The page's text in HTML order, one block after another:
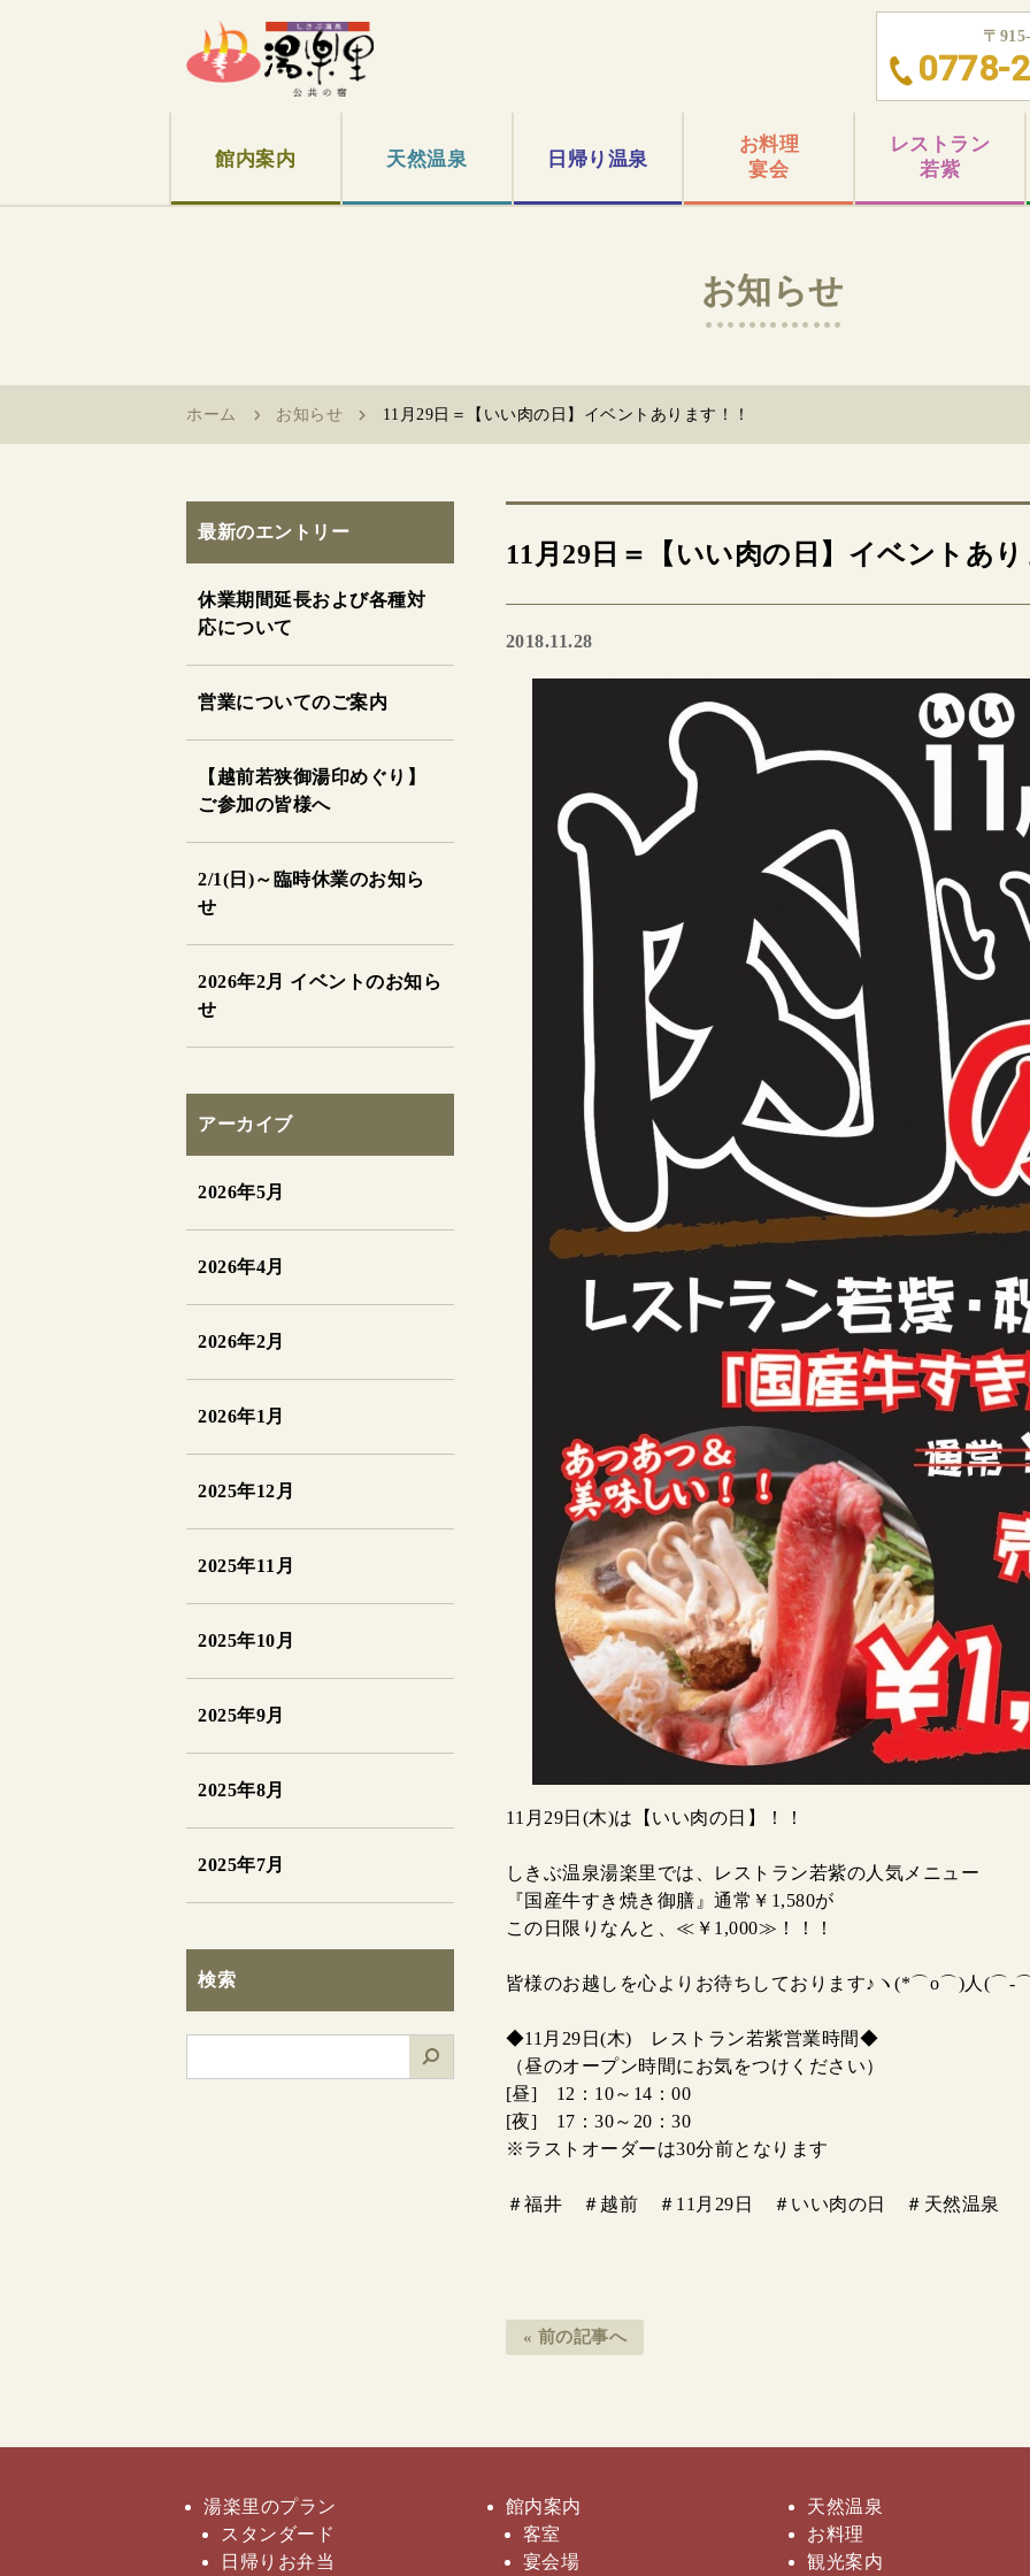
〒
0778-
館内案内 天然温泉 日帰り 温泉
お料理
宴会
レストラン
若紫
お知らせ
ホーム お知らせ 11月29日＝【いい肉の日】イベントあります！！
最新のエントリー
休業期間延長および各種対
応について
営業についてのご案内
【越前若狭御湯印めぐり】
ご参加の皆様へ
2/1(日)～臨時休業のお知ら
せ
2026年2月 イベントのお知ら
せ
アーカイブ
2026年5月
2026年4月
2026年2月
2026年1月
2025年12月
2025年11月
2025年10月
2025年9月
2025年8月
2025年7月
検索
11月29日＝【いい肉の日】イベントあ
2018.11.28
11月29日(木)は【いい肉の日】！！
しきぶ温泉湯楽里では、レストラン若紫の人気メニュー
『国産牛すき焼き御膳』通常￥1,580が
この日限りなんと、≪￥1,000≫！！！
皆様のお越しを心よりお待ちしております♪ヽ(*⌒o⌒)人(⌒-
◆11月29日(木) レストラン若紫営業時間◆
（昼のオープン時間にお気をつけください）
[昼] 12：10～14：00
[夜] 17：30～20：30
※ラストオーダーは30分前となります
＃福井 ＃越前 ＃11月29日 ＃いい肉の日 ＃天然温泉
« 前の記事へ
湯楽里のプラン
スタンダード
日帰りお弁当
館内案内
客室
宴会場
天然温泉
お料理
観光案内